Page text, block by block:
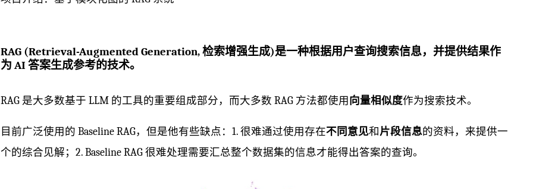
RAG (Retrieval-Augmented Generation, 检索增强生成)是一种根据用户查询搜索信息，并提供结果作
为 AI 答案生成参考的技术。
RAG 是大多数基于 LLM 的工具的重要组成部分，而大多数 RAG 方法都使用向量相似度作为搜索技术。
目前广泛使用的 Baseline RAG，但是他有些缺点：1. 很难通过使用存在不同意见和 片段信息的资料，来提供一
个的综合见解；2. Baseline RAG 很难处理需要汇总整个数据集的信息才能得出答案的查询。